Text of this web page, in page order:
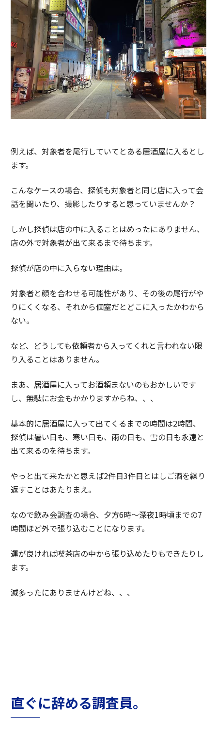
例えば、対象者を尾行していてとある居酒屋に入るとし
ます。
こんなケースの場合、探偵も対象者と同じ店に入って会
話を聞いたり、撮影したりすると思っていませんか？
しかし探偵は店の中に入ることはめったにありません、
店の外で対象者が出て来るまで待ちます。
探偵が店の中に入らない理由は。
対象者と顔を合わせる可能性があり、その後の尾行がや
りにくくなる、それから個室だとどこに入ったかわから
ない。
など、どうしても依頼者から入ってくれと言われない限
り入ることはありません。
まあ、居酒屋に入ってお酒頼まないのもおかしいです
し、無駄にお金もかかりますからね、、、
基本的に居酒屋に入って出てくるまでの時間は2時間、
探偵は暑い日も、寒い日も、雨の日も、雪の日も永遠と
出て来るのを待ちます。
やっと出て来たかと思えば2件目3件目とはしご酒を繰り
返すことはあたりまえ。
なので飲み会調査の場合、夕方6時～深夜1時頃までの7
時間ほど外で張り込むことになります。
運が良ければ喫茶店の中から張り込めたりもできたりし
ます。
滅多ったにありませんけどね、、、
直ぐに辞める調査員。